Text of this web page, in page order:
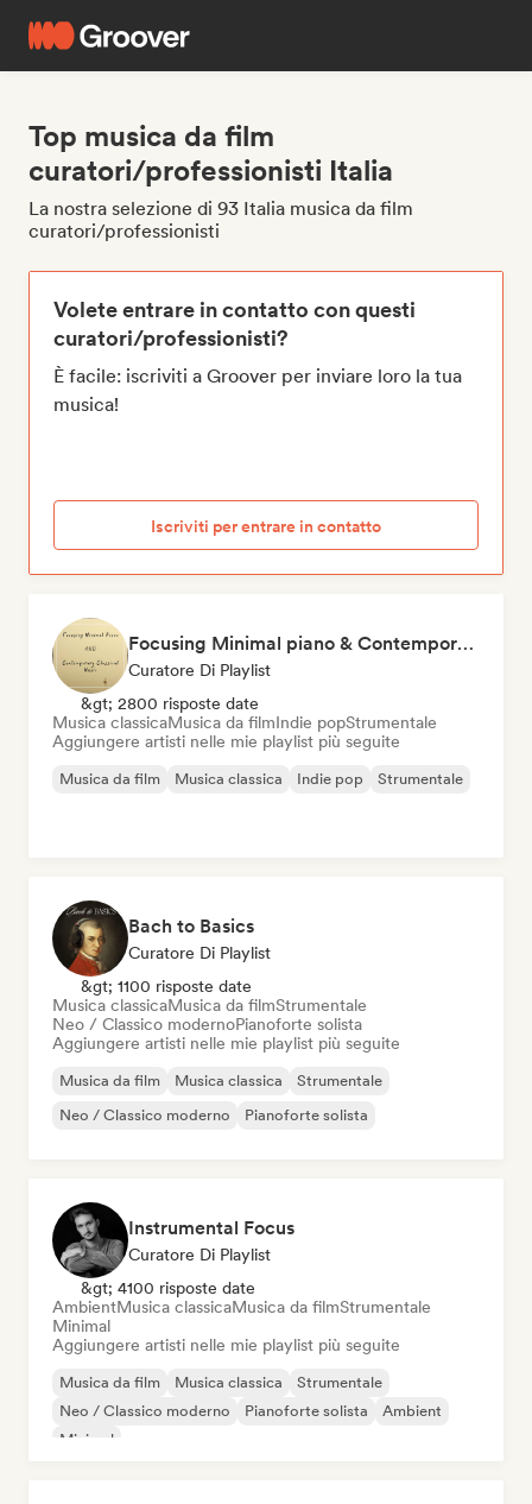
Top musica da film
curatori/professionisti Italia
La nostra selezione di 93 Italia musica da film
curatori/professionisti
Volete entrare in contatto con questi
curatori/professionisti?
È facile: iscriviti a Groover per inviare loro la tua
musica!
Iscriviti per entrare in contatto
Focusing Minimal piano & Contemporary classical music
Curatore Di Playlist
&gt; 2800 risposte date
Musica classicaMusica da filmIndie popStrumentale
Aggiungere artisti nelle mie playlist più seguite
Musica da film Musica classica Indie pop Strumentale
Bach to Basics
Curatore Di Playlist
&gt; 1100 risposte date
Musica classicaMusica da filmStrumentale
Neo / Classico modernoPianoforte solista
Aggiungere artisti nelle mie playlist più seguite
Musica da film Musica classica
Strumentale
Neo / Classico moderno
Pianoforte solista
Instrumental Focus
Curatore Di Playlist
&gt; 4100 risposte date
AmbientMusica classicaMusica da filmStrumentale
Minimal
Aggiungere artisti nelle mie playlist più seguite
Musica da film Musica classica
Strumentale
Neo / Classico moderno
Pianoforte solista
Ambient
Minimal